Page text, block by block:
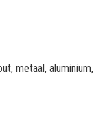
metaal, aluminium,